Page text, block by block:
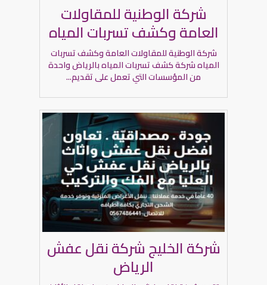
شركة الوطنية للمقاولات
العامة وكشف تسربات المياه
شركة الوطنية للمقاولات العامة وكشف تسربات
المياه شركة كشف تسربات المياه بالرياض واحدة
من المؤسسات التي تعمل على تقديم...
شركة الخليج شركة نقل عفش
الرياض